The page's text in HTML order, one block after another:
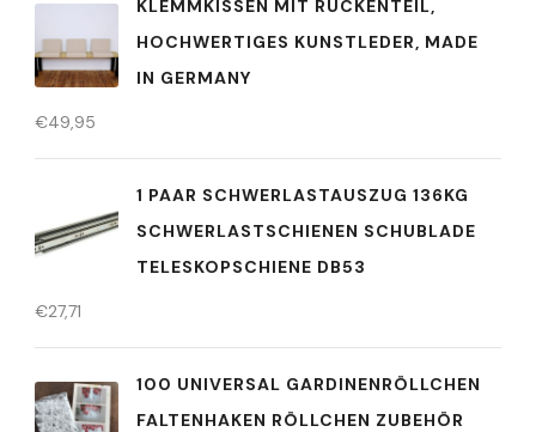
KLEMMKISSEN MIT RÜCKENTEIL,
HOCHWERTIGES KUNSTLEDER, MADE
IN GERMANY
€49,95
1 PAAR SCHWERLASTAUSZUG 136KG
SCHWERLASTSCHIENEN SCHUBLADE
TELESKOPSCHIENE DB53
€27,71
100 UNIVERSAL GARDINENRÖLLCHEN
FALTENHAKEN RÖLLCHEN ZUBEHÖR